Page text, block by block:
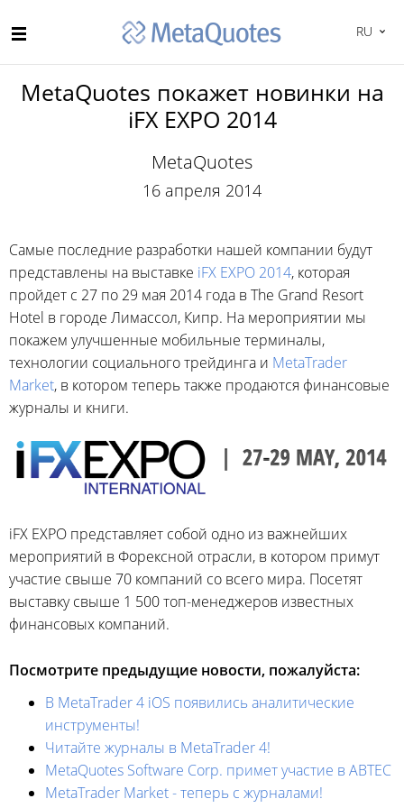
RU
MetaQuotes покажет новинки на
iFX EXPO 2014
MetaQuotes
16 апреля 2014
Самые последние разработки нашей компании будут
представлены на выставке iFX EXPO 2014, которая
пройдет с 27 по 29 мая 2014 года в The Grand Resort
Hotel в городе Лимассол, Кипр. На мероприятии мы
покажем улучшенные мобильные терминалы,
технологии социального трейдинга и MetaTrader
Market, в котором теперь также продаются финансовые
журналы и книги.
iFX EXPO представляет собой одно из важнейших
мероприятий в Форексной отрасли, в котором примут
участие свыше 70 компаний со всего мира. Посетят
выставку свыше 1 500 топ-менеджеров известных
финансовых компаний.
Посмотрите предыдущие новости, пожалуйста:
В MetaTrader 4 iOS появились аналитические
инструменты!
Читайте журналы в MetaTrader 4!
MetaQuotes Software Corp. примет участие в ABTEC
MetaTrader Market - теперь с журналами!